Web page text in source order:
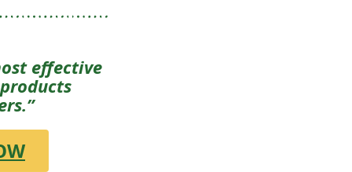
effective